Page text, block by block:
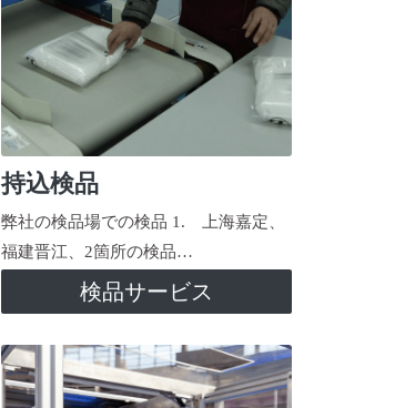
持込検品
弊社の検品場での検品 1. 上海嘉定、
福建晋江、2箇所の検品…
検品サービス